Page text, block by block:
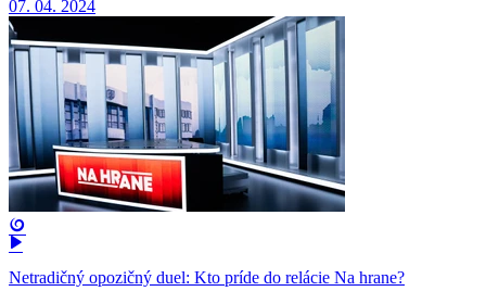
07. 04. 2024
Netradičný opozičný duel: Kto príde do relácie Na hrane?